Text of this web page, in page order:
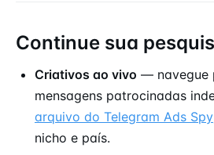
Continue sua
Criativos ao vivo — navegue
mensagens patrocinadas
arquivo do Telegram Ads Spy
nicho e país.